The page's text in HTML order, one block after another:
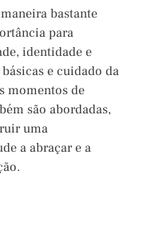
bastante
para
identidade e
e cuidado da
momentos de
são abordadas,
uma
a abraçar e a